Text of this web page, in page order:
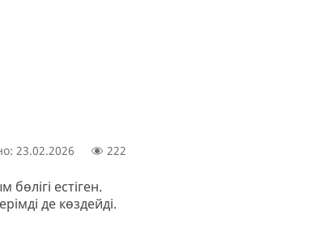
23.02.2026 222
естіген.
де көздейді.